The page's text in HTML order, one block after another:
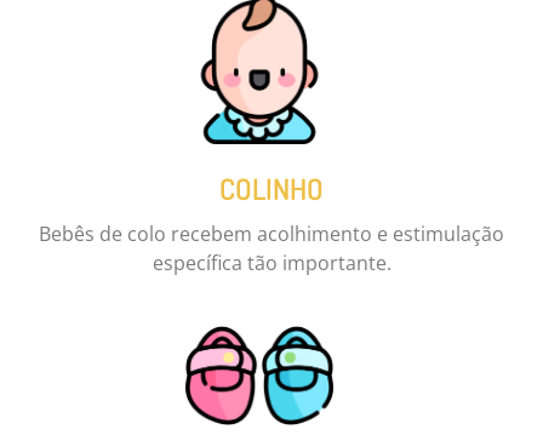
COLINHO
Bebês de colo recebem acolhimento e estimulação
específica tão importante.